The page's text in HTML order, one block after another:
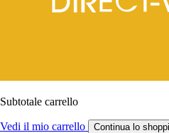
Subtotale carrello
Vedi il mio carrello Continua lo